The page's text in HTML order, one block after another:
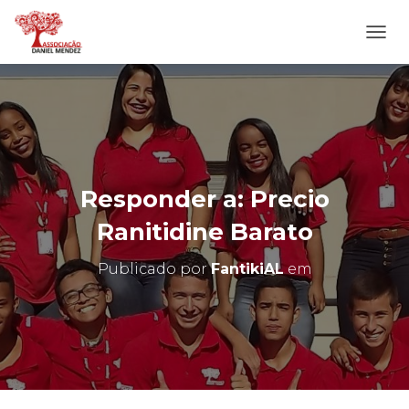
L
T
E
R
N
A
N
A
E
G
O
Responder a: Precio
Ranitidine Barato
Publicado porFantikiALem